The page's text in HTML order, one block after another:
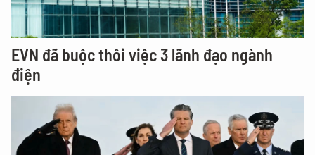
EVN đã buộc thôi việc 3 lãnh đạo ngành
điện